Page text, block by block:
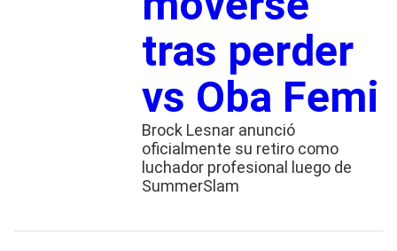
tras perder
vs Oba Femi
Brock Lesnar anunció
oficialmente su retiro como
luchador profesional luego de
SummerSlam